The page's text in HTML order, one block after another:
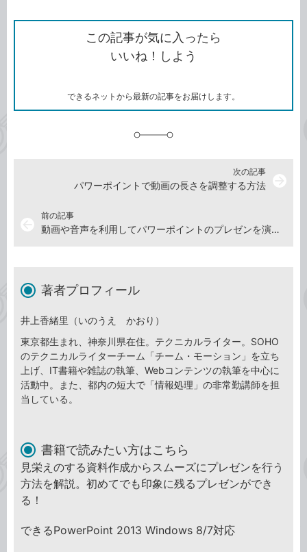
で
シ
ェ
ア
シ
ェ
ア
な
ブ
ッ
ク
ク
ク
を
コ
この記事が気に入ったら
いいね！しよう
できるネットから最新の記事をお届けします。
前の記事
動画や音声を利用してパワーポイントのプレゼンを演出しよう
次の記事
パワーポイントで動画の長さを調整する方法
著者プロフィール
井上香緒里（いのうえ かおり）
東京都生まれ、神奈川県在住。テクニカルライター。SOHO
のテクニカルライターチーム「チーム・モーション」を立ち
上げ、IT書籍や雑誌の執筆、Webコンテンツの執筆を中心に
活動中。また、都内の短大で「情報処理」の非常勤講師を担
当している。
書籍で読みたい方はこちら
見栄えのする資料作成からスムーズにプレゼンを行う
方法を解説。初めてでも印象に残るプレゼンができ
る！
できるPowerPoint 2013 Windows 8/7対応